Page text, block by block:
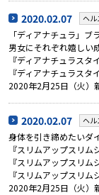
2020.02.07 ヘル
「ディアナチュラ」
男女にそれぞれ嬉しい
『ディアナチュラスタ
『ディアナチュラスタ
2020年2月25日（火）
2020.02.07 ヘル
身体を引き締めたいダ
『スリムアップスリム
『スリムアップスリム
『スリムアップスリム
2020年2月25日（火）